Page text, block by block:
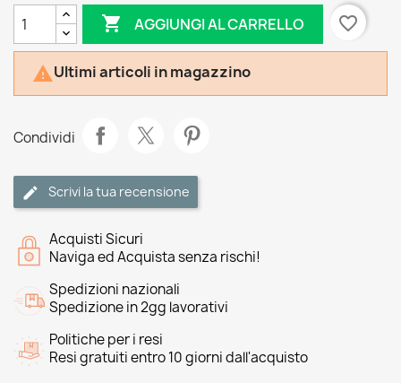
 AGGIUNGI AL CARRELLO favorite_border
Ultimi articoli in magazzino
Condividi
Scrivi la tua recensione
Acquisti Sicuri
Naviga ed Acquista senza rischi!
Spedizioni nazionali
Spedizione in 2gg lavorativi
Politiche per i resi
Resi gratuiti entro 10 giorni dall'acquisto